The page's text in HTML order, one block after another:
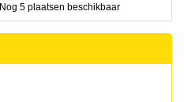
Nog 5 plaatsen beschikbaar